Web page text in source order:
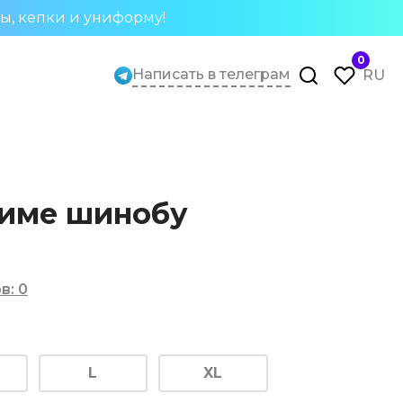
кепки и униформу!
Написать в телеграм
0
RU
шинобу
: 0
L XL